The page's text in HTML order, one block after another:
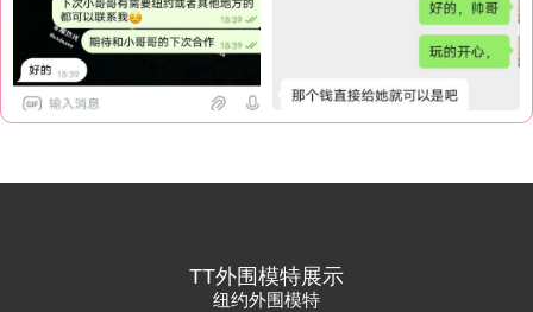
TT外围模特展示
纽约外围模特